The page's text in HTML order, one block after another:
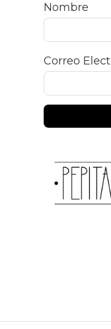
Nombre
Correo